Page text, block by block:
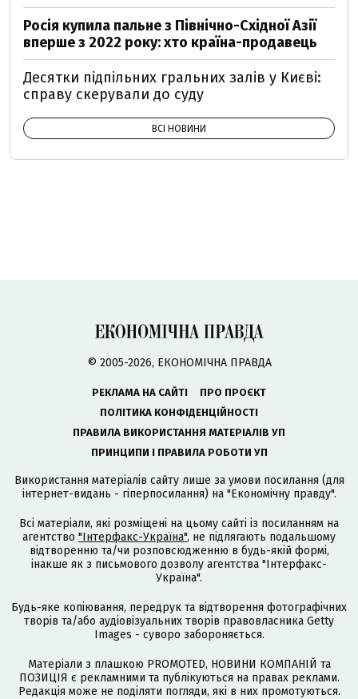
Росія купила пальне з Північно-Східної Азії
вперше з 2022 року: хто країна-продавець
Десятки підпільних гральних залів у Києві:
справу скерували до суду
ВСІ НОВИНИ
© 2005-2026, ЕКОНОМІЧНА ПРАВДА
РЕКЛАМА НА САЙТІ
ПРО ПРОЄКТ
ПОЛІТИКА КОНФІДЕНЦІЙНОСТІ
ПРАВИЛА ВИКОРИСТАННЯ МАТЕРІАЛІВ УП
ПРИНЦИПИ І ПРАВИЛА РОБОТИ УП
Використання матеріалів сайту лише за умови посилання (для
інтернет-видань - гіперпосилання) на "Економічну правду".
Всі матеріали, які розміщені на цьому сайті із посиланням на
агентство "Інтерфакс-Україна", не підлягають подальшому
відтворенню та/чи розповсюдженню в будь-якій формі,
інакше як з письмового дозволу агентства "Інтерфакс-
Україна".
Будь-яке копіювання, передрук та відтворення фотографічних
творів та/або аудіовізуальних творів правовласника Getty
Images - суворо забороняється.
Матеріали з плашкою PROMOTED, НОВИНИ КОМПАНІЙ та
ПОЗИЦІЯ є рекламними та публікуються на правах реклами.
Редакція може не поділяти погляди, які в них промотуються.